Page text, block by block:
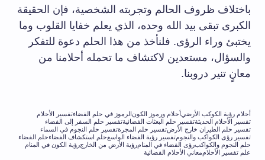
باختلاف ظروف الحالم وتجربته الشخصية، فإن الحقيقة
الكبرى تبقى بيد الله وحده، الذي يعلم خفايا القلوب وما
يختبئ وراء الرؤى. فلنأخذ من هذا الحلم دعوة للتفكر
والسؤال، مستعدين لاكتشاف ما تحمله أحلامنا من
معانٍ تنير دروبنا.
أحلام رؤية الكوكب الأرضيأحلام ورموز الكونالرموز في حلم الفضاءتفسير الأحلام
تفسير الأحلام الحديثةتفسير حلم البعثات الفضائيةتفسير حلم السفر إلى الفضاء
تفسير حلم الطيران خارج الأرضتفسير حلم المجرةتفسير حلم النجوم في السماء
تفسير رؤى الكواكب والنجومتفسير رؤية الفضاء الواسعحلم استكشاف الفضاءحلم الفضاء
حلم النجوم والكواكبرؤى الفضاء في المنامرؤية الأرض من الخارجرؤية الكون في المنام
علم تفسير الأحلاممعاني الأحلام الفضائية